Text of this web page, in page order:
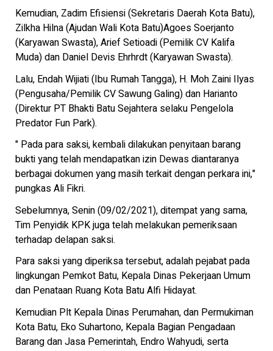
Kemudian, Zadim Efisiensi (Sekretaris Daerah Kota Batu),
Zilkha Hilna (Ajudan Wali Kota Batu)Agoes Soerjanto
(Karyawan Swasta), Arief Setioadi (Pemilik CV Kalifa
Muda) dan Daniel Devis Ehrhrdt (Karyawan Swasta).
Lalu, Endah Wijiati (Ibu Rumah Tangga), H. Moh Zaini Ilyas
(Pengusaha/Pemilik CV Sawung Galing) dan Harianto
(Direktur PT Bhakti Batu Sejahtera selaku Pengelola
Predator Fun Park).
" Pada para saksi, kembali dilakukan penyitaan barang
bukti yang telah mendapatkan izin Dewas diantaranya
berbagai dokumen yang masih terkait dengan perkara ini,"
pungkas Ali Fikri.
Sebelumnya, Senin (09/02/2021), ditempat yang sama,
Tim Penyidik KPK juga telah melakukan pemeriksaan
terhadap delapan saksi.
Para saksi yang diperiksa tersebut, adalah pejabat pada
lingkungan Pemkot Batu, Kepala Dinas Pekerjaan Umum
dan Penataan Ruang Kota Batu Alfi Hidayat.
Kemudian Plt Kepala Dinas Perumahan, dan Permukiman
Kota Batu, Eko Suhartono, Kepala Bagian Pengadaan
Barang dan Jasa Pemerintah, Endro Wahyudi, serta